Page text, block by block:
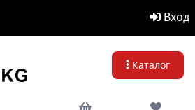
Вход
Каталог